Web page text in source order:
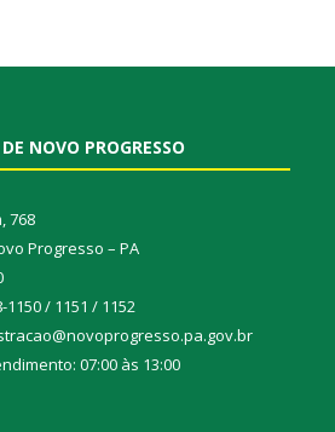
NOVO PROGRESSO
768
Progresso – PA
1150 / 1151 / 1152
07:00 às 13:00